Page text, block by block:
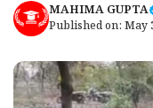
MAHIMA GUPTA
Published on: May